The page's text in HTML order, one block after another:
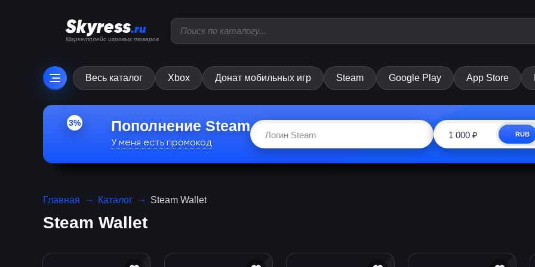
Skyress.ru
Маркетплейс игровых товаров
Весь каталог Xbox Донат мобильных игр Steam Google Play App Store
3% Пополнение Steam
У меня есть промокод
RUB
Главная Каталог Steam Wallet
Steam Wallet